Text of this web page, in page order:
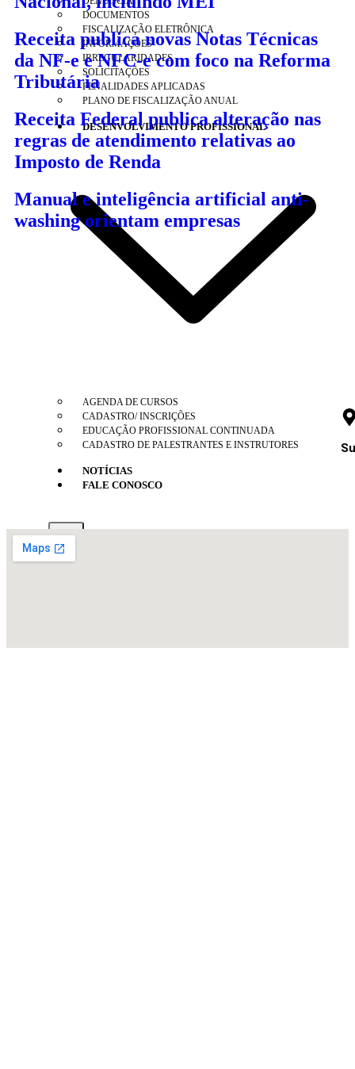
DOCUMENTOS
FISCALIZAÇÃO ELETRÔNICA
INFORMAÇÕES
IRREGULARIDADES
SOLICITAÇÕES
PENALIDADES APLICADAS
PLANO DE FISCALIZAÇÃO ANUAL
DESENVOLVIMENTO PROFISSIONAL
AGENDA DE CURSOS
CADASTRO/ INSCRIÇÕES
EDUCAÇÃO PROFISSIONAL CONTINUADA
CADASTRO DE PALESTRANTES E INSTRUTORES
NOTÍCIAS
FALE CONOSCO
X
Receita publica novas Notas Técnicas
da NF-e e NFC-e com foco na Reforma
Tributária
Receita Federal publica alteração nas
regras de atendimento relativas ao
Imposto de Renda
Manual e inteligência artificial anti-
washing orientam empresas